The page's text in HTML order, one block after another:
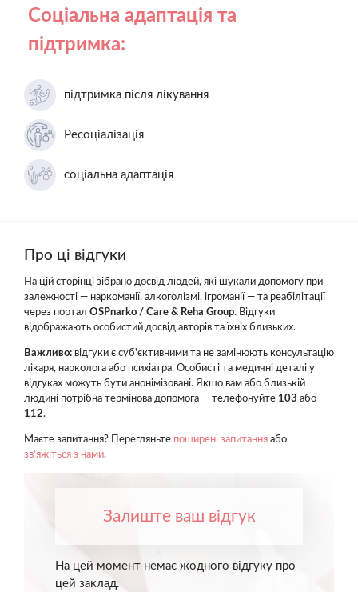
Соціальна адаптація та
підтримка:
підтримка після лікування
Ресоціалізація
соціальна адаптація
Про ці відгуки
На цій сторінці зібрано досвід людей, які шукали допомогу при
залежності — наркоманії, алкоголізмі, ігроманії — та реабілітації
через портал OSPnarko / Care & Reha Group. Відгуки
відображають особистий досвід авторів та їхніх близьких.
Важливо: відгуки є суб'єктивними та не замінюють консультацію
лікаря, нарколога або психіатра. Особисті та медичні деталі у
відгуках можуть бути анонімізовані. Якщо вам або близькій
людині потрібна термінова допомога — телефонуйте 103 або
112.
Маєте запитання? Перегляньте поширені запитання або
зв'яжіться з нами.
Залиште ваш відгук
На цей момент немає жодного відгуку про
цей заклад.